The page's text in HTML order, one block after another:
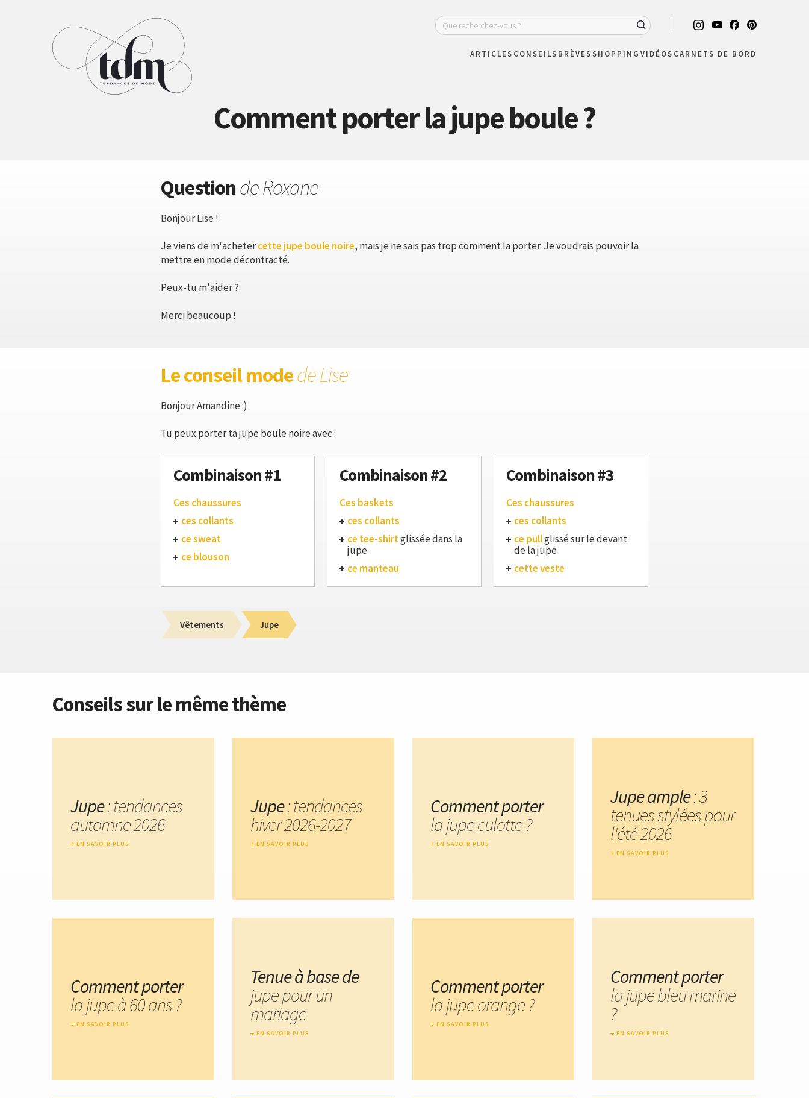
ARTICLES CONSEILS BRÈVESSHOPPING VIDÉOS CARNETS DE BORD
Comment porter la jupe boule ?
Questionde Roxane
Bonjour Lise !
Je viens de m'achetercette jupe boule noire, mais je ne sais pas trop comment la porter. Je voudrais pouvoir la
mettre en mode décontracté.
Peux-tu m'aider ?
Merci beaucoup !
Le conseil modede Lise
Bonjour Amandine :)
Tu peux porter ta jupe boule noire avec :
Combinaison #1
Ces chaussures
ces collants
ce sweat
ce blouson
Combinaison #2
Ces baskets
ces collants
ce tee-shirtglissée dans la
jupe
ce manteau
Combinaison #3
Ces chaussures
ces collants
ce pullglissé sur le devant
de la jupe
cette veste
Vêtements Jupe
Conseils sur le même thème
Jupe: tendances
automne 2026
EN SAVOIR PLUS
Jupe: tendances
hiver 2026-2027
EN SAVOIR PLUS
Comment porter
la jupe culotte ?
EN SAVOIR PLUS
Jupe ample: 3
tenues stylées pour
l'été 2026
EN SAVOIR PLUS
Comment porter
la jupe à 60 ans ?
EN SAVOIR PLUS
Tenue à base de
jupe pour un
mariage
EN SAVOIR PLUS
Comment porter
la jupe orange ?
EN SAVOIR PLUS
Comment porter
la jupe bleu marine
?
EN SAVOIR PLUS